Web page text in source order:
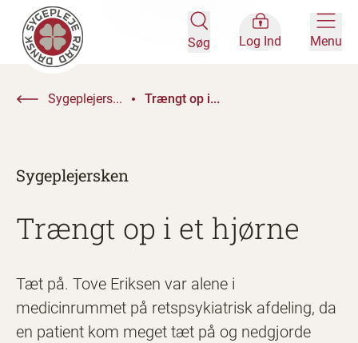
Søg Log Ind Menu
Sygeplejers... Trængt op i...
Sygeplejersken
Trængt op i et hjørne
Tæt på. Tove Eriksen var alene i
medicinrummet på retspsykiatrisk afdeling, da
en patient kom meget tæt på og nedgjorde